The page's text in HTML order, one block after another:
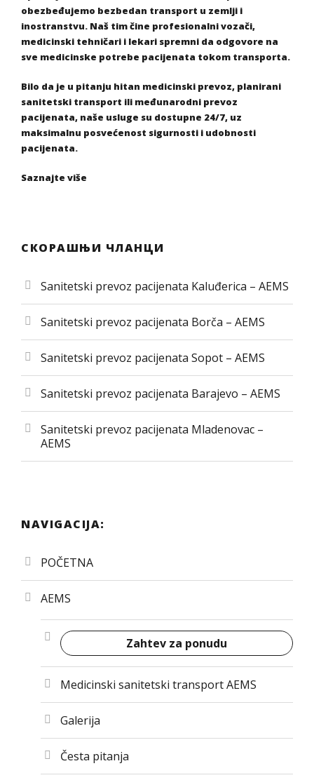
obezbeđujemo bezbedan transport u zemlji i
inostranstvu. Naš tim čine profesionalni vozači,
medicinski tehničari i lekari spremni da odgovore na
sve medicinske potrebe pacijenata tokom transporta.
Bilo da je u pitanju hitan medicinski prevoz, planirani
sanitetski transport ili međunarodni prevoz
pacijenata, naše usluge su dostupne 24/7, uz
maksimalnu posvećenost sigurnosti i udobnosti
pacijenata.
Saznajte više
СКОРАШЊИ ЧЛАНЦИ
Sanitetski prevoz pacijenata Kaluđerica – AEMS
Sanitetski prevoz pacijenata Borča – AEMS
Sanitetski prevoz pacijenata Sopot – AEMS
Sanitetski prevoz pacijenata Barajevo – AEMS
Sanitetski prevoz pacijenata Mladenovac –
AEMS
NAVIGACIJA:
POČETNA
AEMS
Zahtev za ponudu
Medicinski sanitetski transport AEMS
Galerija
Česta pitanja